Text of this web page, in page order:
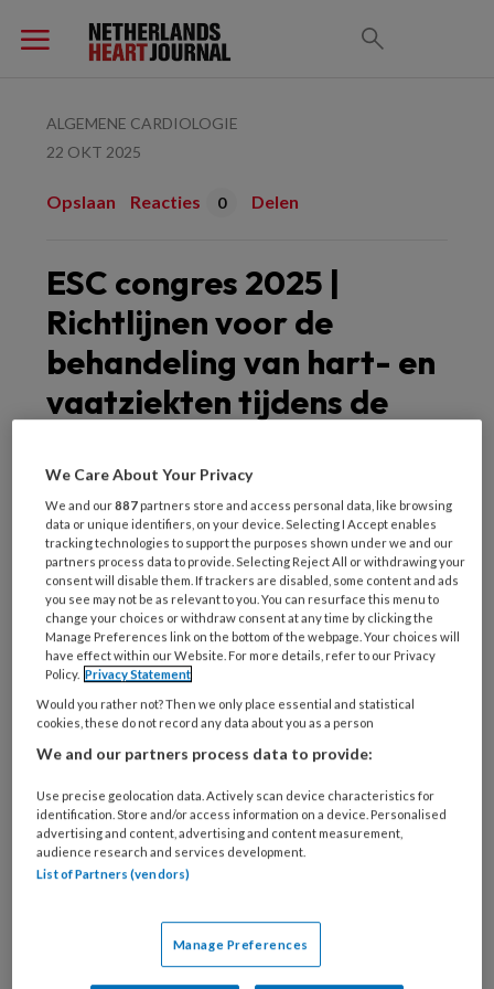
ALGEMENE CARDIOLOGIE
22 OKT 2025
Opslaan Reacties 0 Delen
ESC congres 2025 |
Richtlijnen voor de
behandeling van hart- en
vaatziekten tijdens de
Chahinda
PREMIUM
Wilt u dit artikel lezen?
Maak eenmalig een account aan op NHJ.nl.
Artikelen van het Netherlands Heart
Journal zijn alleen toegankelijk voor
medische professionals. U kunt zich
aanmelden als u een BIG-registratie,
voorschrijfbevoegdheid of een medisch
beroep of onderzoeksfunctie heeft.
Onbeperkt berichten en artikelen van
We Care About Your Privacy
We and our887 partners store and access personal data, like browsing
data or unique identifiers, on your device. Selecting I Accept enables
tracking technologies to support the purposes shown under we and our
partners process data to provide. Selecting Reject All or withdrawing your
consent will disable them. If trackers are disabled, some content and ads
you see may not be as relevant to you. You can resurface this menu to
change your choices or withdraw consent at any time by clicking the
Manage Preferences link on the bottom of the webpage. Your choices will
have effect within our Website. For more details, refer to our Privacy
Policy. Privacy Statement
Would you rather not? Then we only place essential and statistical
cookies, these do not record any data about you as a person
We and our partners process data to provide:
Use precise geolocation data. Actively scan device characteristics for
identification. Store and/or access information on a device. Personalised
advertising and content, advertising and content measurement,
audience research and services development.
List of Partners (vendors)
Manage Preferences